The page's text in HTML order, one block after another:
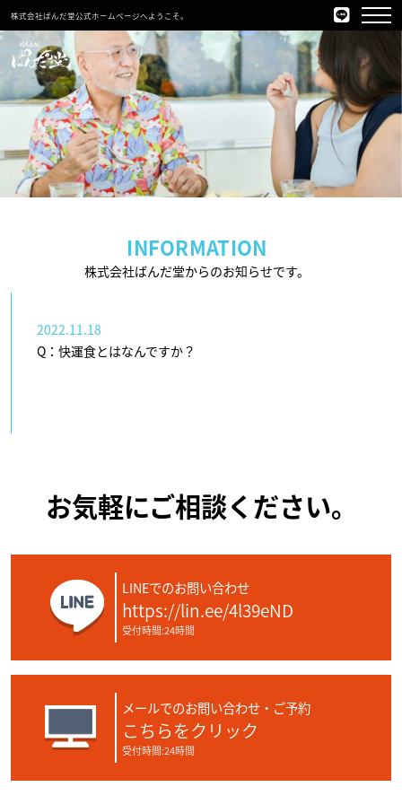
株式会社ぱんだ堂公式ホームページへようこそ。
INFORMATION
株式会社ばんだ堂からのお知らせです。
2022.11.18
Q：快運食とはなんですか？
お気軽にご相談ください。
LINEでのお問い合わせ
https://lin.ee/4l39eND
受付時間:24時間
メールでのお問い合わせ・ご予約
こちらをクリック
受付時間:24時間